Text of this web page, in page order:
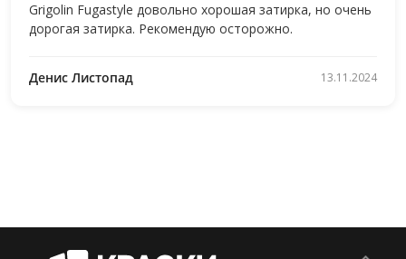
Grigolin Fugastyle довольно хорошая затирка, но очень
дорогая затирка. Рекомендую осторожно.
Денис Листопад 13.11.2024